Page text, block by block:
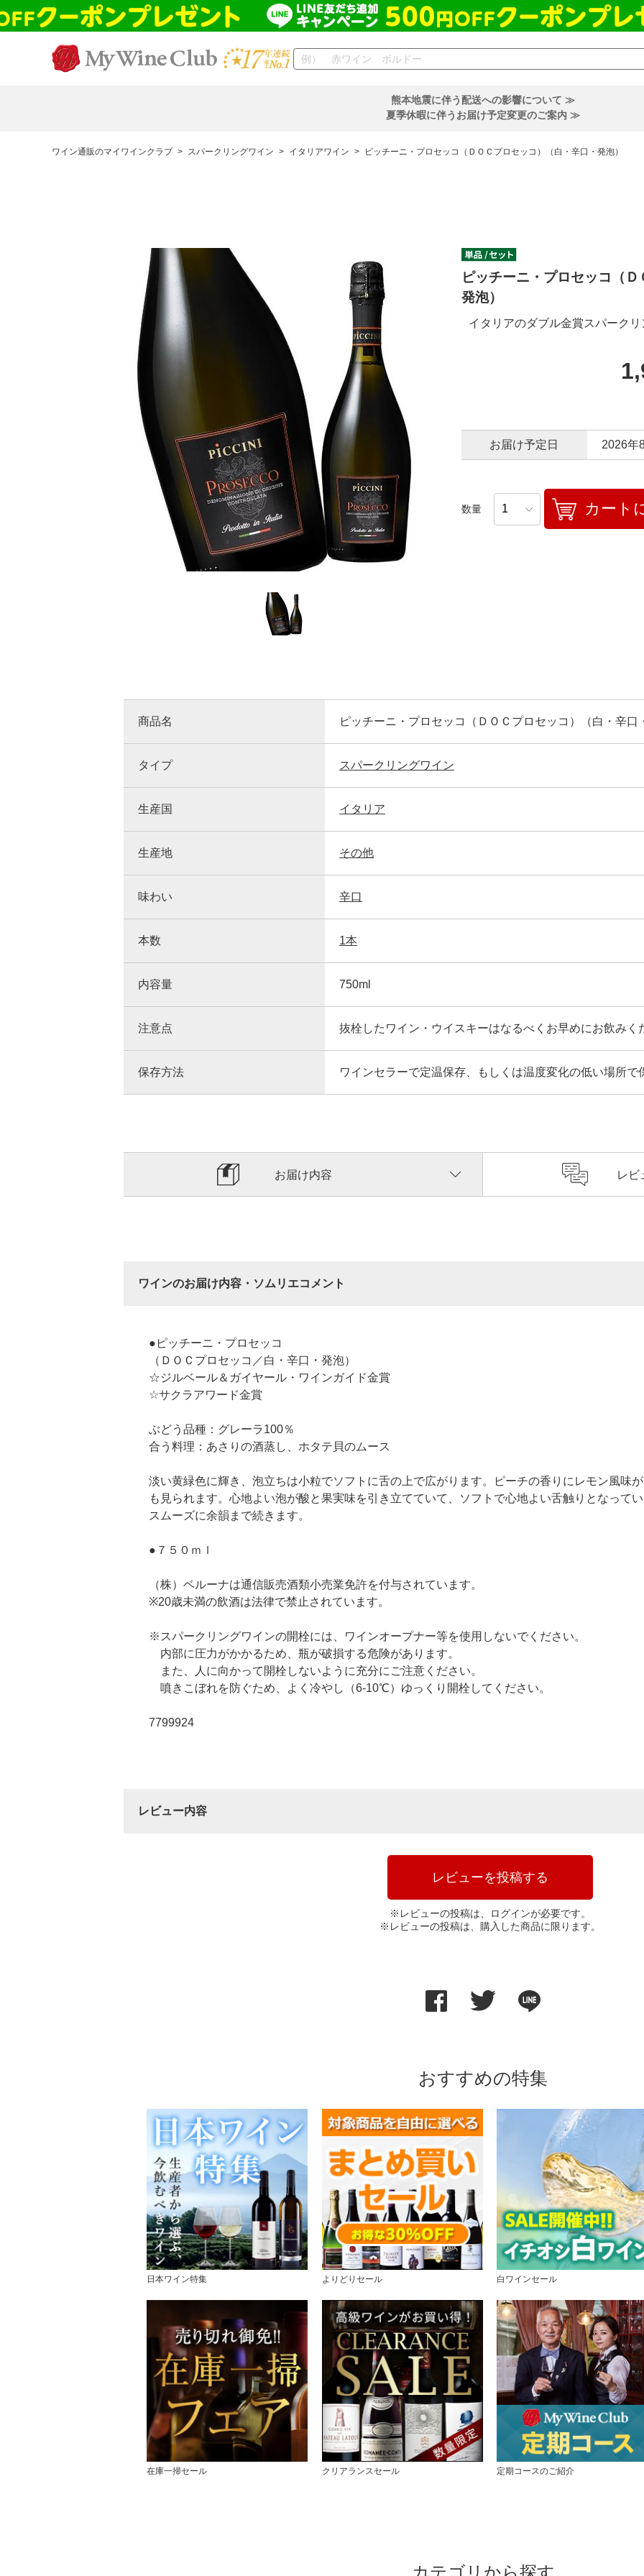
熊本地震に伴う配送への影響について ≫
夏季休暇に伴うお届け予定変更のご案内 ≫
ワイン通販のマイワインクラブ > スパークリングワイン > イタリアワイン > ピッチーニ・プロセッコ（ＤＯＣプロセッコ）（白・辛口・発泡）
ピッチーニ・プロセッコ（
発泡）
イタリアのダブル金賞スパーク
お届け予定日 2026年
数量 カート
商品名 ピッチーニ・プロセッコ（ＤＯＣプロセッコ）（白・辛口
タイプ スパークリングワイン
生産国 イタリア
生産地 その他
味わい 辛口
本数 1本
内容量 750ml
注意点 抜栓したワイン・ウイスキーはなるべくお早めにお飲みく
保存方法 ワインセラーで定温保存、もしくは温度変化の低い場所で
お届け内容 レビ
ワインのお届け内容・ソムリエコメント
●ピッチーニ・プロセッコ
（ＤＯＣプロセッコ／白・辛口・発泡）
☆ジルベール＆ガイヤール・ワインガイド金賞
☆サクラアワード金賞
ぶどう品種：グレーラ100％
合う料理：あさりの酒蒸し、ホタテ貝のムース
淡い黄緑色に輝き、泡立ちは小粒でソフトに舌の上で広がります。ピーチの香りにレモン風味
も見られます。心地よい泡が酸と果実味を引き立てていて、ソフトで心地よい舌触りとなって
スムーズに余韻まで続きます。
●７５０ｍｌ
（株）ベルーナは通信販売酒類小売業免許を付与されています。
※20歳未満の飲酒は法律で禁止されています。
※スパークリングワインの開栓には、ワインオープナー等を使用しないでください。
内部に圧力がかかるため、瓶が破損する危険があります。
また、人に向かって開栓しないように充分にご注意ください。
噴きこぼれを防ぐため、よく冷やし（6-10℃）ゆっくり開栓してください。
7799924
レビュー内容
レビューを投稿する
※レビューの投稿は、ログインが必要です。
※レビューの投稿は、購入した商品に限ります。
おすすめの特集
日本ワイン特集 よりどりセール 白ワインセール
在庫一掃セール クリアランスセール 定期コースのご紹介
カテゴリから探す